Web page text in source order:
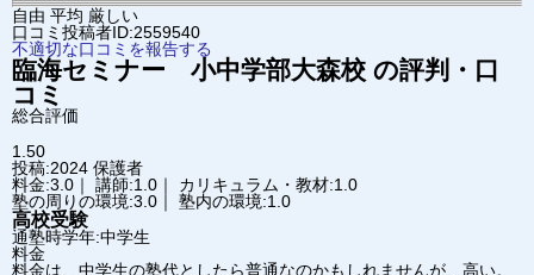
自由 平均 厳しい
口コミ投稿者ID:2559540
不適切な口コミを報告する
臨海セミナー 小中学部大森校 の評判・口
コミ
総合評価
1.50
投稿:2024 保護者
料金:3.0｜ 講師:1.0｜ カリキュラム・教材:1.0
塾の周りの環境:3.0｜ 塾内の環境:1.0
高校受験
通塾時学年:中学生
料金
料金は、中学生の塾代としたら普通なのかもしれませんが、高い。